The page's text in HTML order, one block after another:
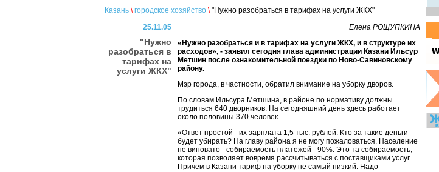
Казань \ городское хозяйство \"Нужно разобраться в тарифах на услуги ЖКХ"
25.11.05
"Нужно
разобраться в
тарифах на
услуги ЖКХ"
Елена РОЩУПКИНА
«Нужно разобраться и в тарифах на услуги ЖКХ, и в структуре их
расходов», - заявил сегодня глава администрации Казани Ильсур
Метшин после ознакомительной поездки по Ново-Савиновскому
району.
Мэр города, в частности, обратил внимание на уборку дворов.
По словам Ильсура Метшина, в районе по нормативу должны
трудиться 640 дворников. На сегодняшний день здесь работает
около половины 370 человек.
«Ответ простой - их зарплата 1,5 тыс. рублей. Кто за такие деньги
будет убирать? На главу района я не могу пожаловаться. Население
не виновато - собираемость платежей - 90%. Это та собираемость,
которая позволяет вовремя рассчитываться с поставщиками услуг.
Причем в Казани тариф на уборку не самый низкий. Надо